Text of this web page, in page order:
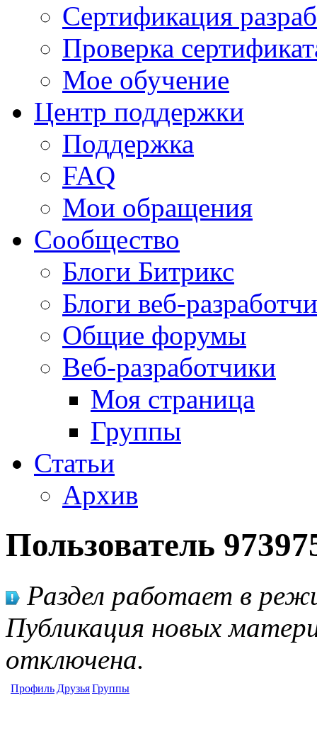
Сертификация
Проверка
Мое обучение
Центр поддержки
Поддержка
FAQ
Мои обращения
Сообщество
Блоги Битрикс
Блоги веб-
Общие форумы
Веб-разработчики
Моя страница
Группы
Статьи
Архив
Пользователь
Раздел работает в
Публикация новых
отключена.
Профиль ДрузьяГруппы